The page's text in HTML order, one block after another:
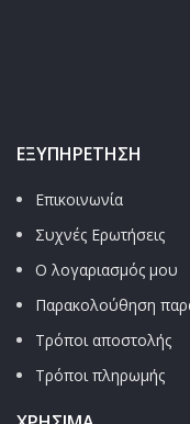
ΕΞΥΠΗΡΈΤΗΣΗ
Επικοινωνία
Συχνές Ερωτήσεις
Ο λογαριασμός μου
Παρακολούθηση
Τρόποι αποστολής
Τρόποι πληρωμής